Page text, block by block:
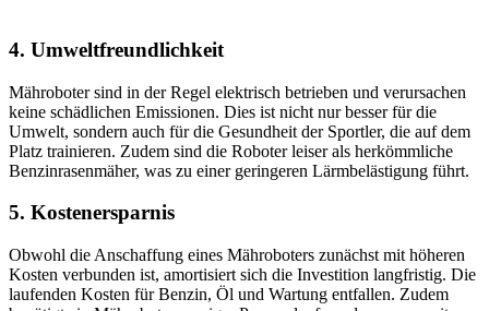
4. Umweltfreundlichkeit
Mähroboter sind in der Regel elektrisch betrieben und verursachen
keine schädlichen Emissionen. Dies ist nicht nur besser für die
Umwelt, sondern auch für die Gesundheit der Sportler, die auf dem
Platz trainieren. Zudem sind die Roboter leiser als herkömmliche
Benzinrasenmäher, was zu einer geringeren Lärmbelästigung führt.
5. Kostenersparnis
Obwohl die Anschaffung eines Mähroboters zunächst mit höheren
Kosten verbunden ist, amortisiert sich die Investition langfristig. Die
laufenden Kosten für Benzin, Öl und Wartung entfallen. Zudem